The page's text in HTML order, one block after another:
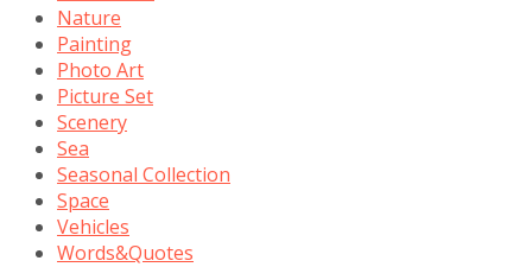
Nature
Painting
Photo Art
Picture Set
Scenery
Sea
Seasonal Collection
Space
Vehicles
Words&Quotes